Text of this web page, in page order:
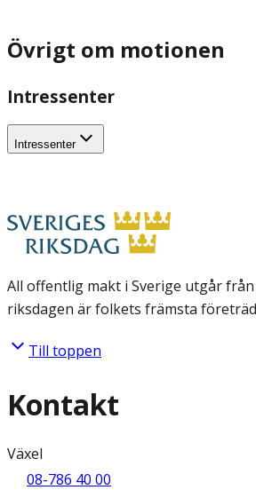
Övrigt om motionen
Intressenter
Intressenter
All offentlig makt i Sverige utgår
riksdagen är folkets främsta
Till toppen
Kontakt
Växel
08-786 40 00